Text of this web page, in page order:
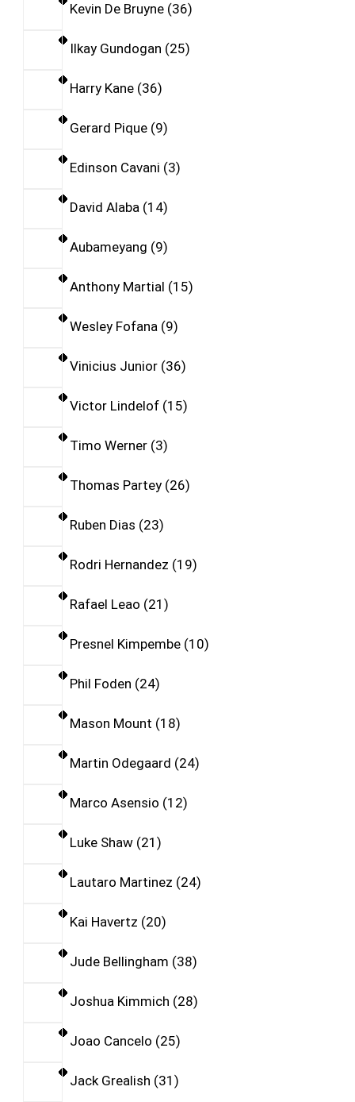
Kevin De Bruyne 36
Ilkay Gundogan 25
Harry Kane 36
Gerard Pique 9
Edinson Cavani 3
David Alaba 14
Aubameyang 9
Anthony Martial 15
Wesley Fofana 9
Vinicius Junior 36
Victor Lindelof 15
Timo Werner 3
Thomas Partey 26
Ruben Dias 23
Rodri Hernandez 19
Rafael Leao 21
Presnel Kimpembe 10
Phil Foden 24
Mason Mount 18
Martin Odegaard 24
Marco Asensio 12
Luke Shaw 21
Lautaro Martinez 24
Kai Havertz 20
Jude Bellingham 38
Joshua Kimmich 28
Joao Cancelo 25
Jack Grealish 31